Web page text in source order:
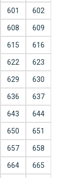
601 602
608 609
615 616
622 623
629 630
636 637
643 644
650 651
657 658
664 665